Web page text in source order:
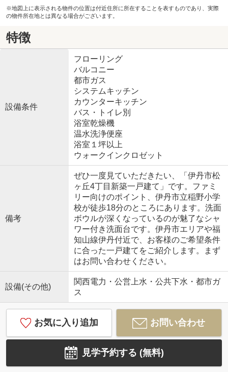
※地図上に表示される物件の位置は付近住所に所在することを表すものであり、実際
の物件所在地とは異なる場合がございます。
特徴
設備条件
フローリング
バルコニー
都市ガス
システムキッチン
カウンターキッチン
バス・トイレ別
浴室乾燥機
温水洗浄便座
浴室１坪以上
ウォークインクロゼット
備考
ぜひ一度見ていただきたい、「伊丹市松
ヶ丘4丁目新築一戸建て」です。ファミ
リー向けのポイント、伊丹市立稲野小学
校が徒歩18分のところにあります。洗面
ボウルが深くなっているのが魅了なシャ
ワー付き洗面台です。伊丹市エリアや福
知山線伊丹付近で、お客様のご希望条件
に合った一戸建てをご紹介します。まず
はお問い合わせください。
設備(その他)
関西電力・公営上水・公共下水・都市ガ
ス
お気に入り追加 お問い合わせ
見学予約する (無料)